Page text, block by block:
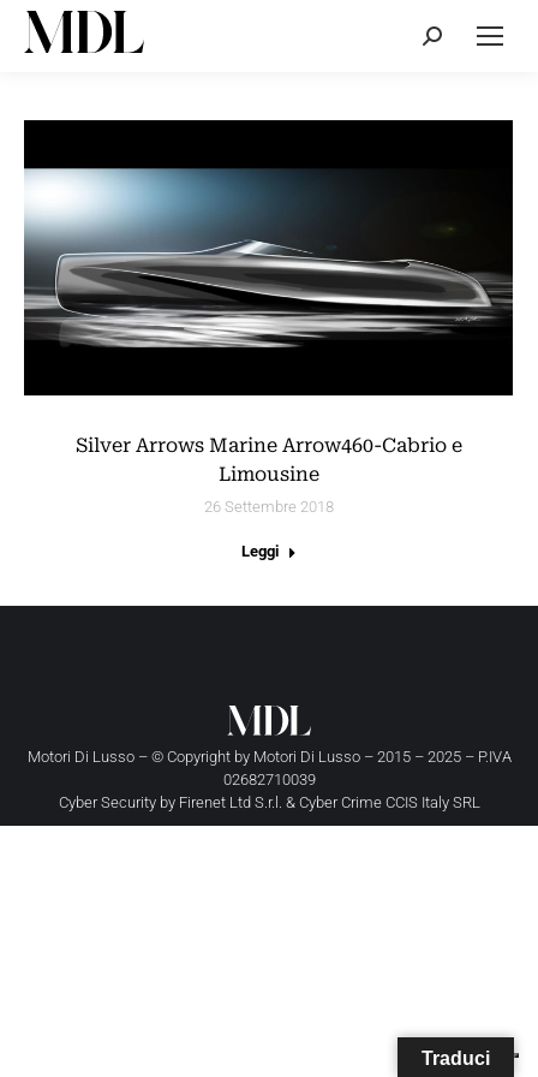
Cerca:
Silver Arrows Marine Arrow460-Cabrio e
Limousine
26 Settembre 2018
Leggi
Motori Di Lusso – © Copyright by Motori Di Lusso– 2015 – 2025 – P.IVA
02682710039
Cyber Security by Firenet Ltd S.r.l. & Cyber Crime CCIS Italy SRL
Traduci